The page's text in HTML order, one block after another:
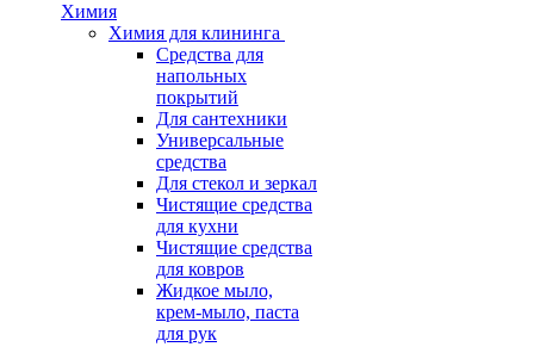
Химия
Химия для клининга
Средства для
напольных
покрытий
Для сантехники
Универсальные
средства
Для стекол и зеркал
Чистящие средства
для кухни
Чистящие средства
для ковров
Жидкое мыло,
крем-мыло, паста
для рук